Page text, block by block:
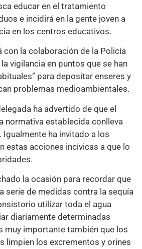
educar en el tratamiento
e incidirá en la gente joven a
en los centros educativos.
con la colaboración de la Policía
vigilancia en puntos que se han
para depositar enseres y
problemas medioambientales.
ha advertido de que el
normativa establecida conlleva
ha invitado a los
estas acciones incívicas a que lo
la ocasión para recordar que
serie de medidas contra la sequía
utilizar toda el agua
diariamente determinadas
muy importante también que los
limpien los excrementos y orines